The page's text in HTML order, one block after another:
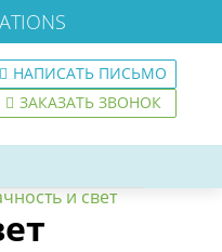
НАПИСАТЬ ПИСЬМО
ЗАКАЗАТЬ ЗВОНОК
и свет